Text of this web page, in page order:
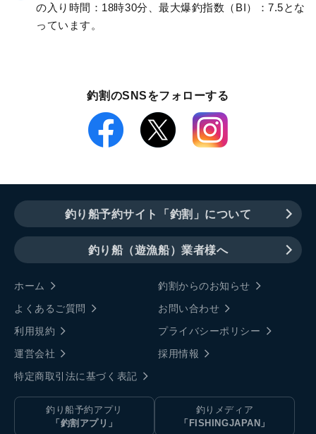
の入り時間：18時30分、最大爆釣指数（BI）：7.5とな
っています。
釣割のSNSをフォローする
釣り船予約サイト「釣割」について
釣り船（遊漁船）業者様へ
ホーム
釣割からのお知らせ
よくあるご質問
お問い合わせ
利用規約
プライバシーポリシー
運営会社
採用情報
特定商取引法に基づく表記
釣り船予約アプリ
「釣割アプリ」
釣りメディア
「FISHINGJAPAN」